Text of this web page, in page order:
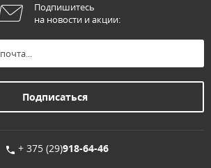
Подпишитесь
на новости и акции:
+ 375 (29)918-64-46